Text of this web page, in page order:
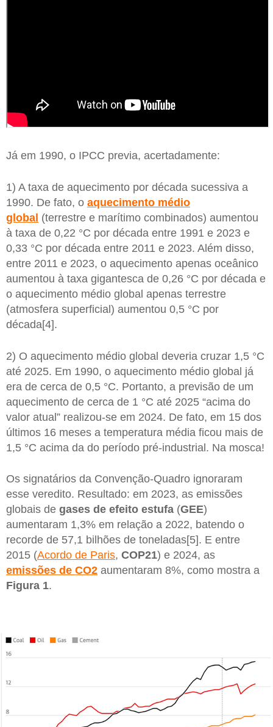
Já em 1990, o IPCC previa, acertadamente:
1) A taxa de aquecimento por década sucessiva a
1990. De fato, o aquecimento médio
global (terrestre e marítimo combinados) aumentou
à taxa de 0,22 °C por década entre 1991 e 2023 e
0,33 °C por década entre 2011 e 2023. Além disso,
entre 2011 e 2023, o aquecimento apenas oceânico
aumentou à taxa gigantesca de 0,26 °C por década e
o aquecimento médio global apenas terrestre
(atmosfera superficial) aumentou 0,5 °C por
década[4].
2) O aquecimento médio global deveria cruzar 1,5 °C
até 2025. Em 1990, o aquecimento médio global já
era de cerca de 0,5 °C. Portanto, a previsão de um
aquecimento de cerca de 1 °C até 2025 “acima do
valor atual” realizou-se em 2024. De fato, em 15 dos
últimos 16 meses a temperatura média ficou mais de
1,5 °C acima da do período pré-industrial. Na mosca!
Os signatários da Convenção-Quadro ignoraram
esse veredito. Resultado: em 2023, as emissões
globais de gases de efeito estufa (GEE)
aumentaram 1,3% em relação a 2022, batendo o
recorde de 57,1 bilhões de toneladas[5]. E entre
2015 (Acordo de Paris, COP21) e 2024, as
emissões de CO2 aumentaram 8%, como mostra a
Figura 1.